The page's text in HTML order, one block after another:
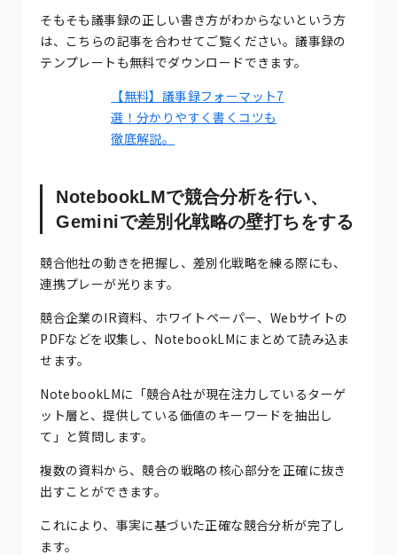
そもそも議事録の正しい書き方がわからないという方
は、こちらの記事を合わせてご覧ください。議事録の
テンプレートも無料でダウンロードできます。
【無料】議事録フォーマット7
選！分かりやすく書くコツも
徹底解説。
NotebookLMで競合分析を行い、
Geminiで差別化戦略の壁打ちをする
競合他社の動きを把握し、差別化戦略を練る際にも、
連携プレーが光ります。
競合企業のIR資料、ホワイトペーパー、Webサイトの
PDFなどを収集し、NotebookLMにまとめて読み込ま
せます。
NotebookLMに「競合A社が現在注力しているターゲ
ット層と、提供している価値のキーワードを抽出し
て」と質問します。
複数の資料から、競合の戦略の核心部分を正確に抜き
出すことができます。
これにより、事実に基づいた正確な競合分析が完了し
ます。